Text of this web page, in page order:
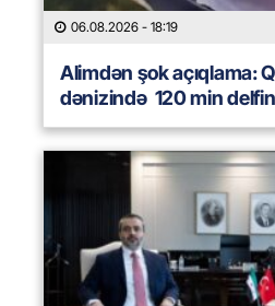
06.08.2026 - 18:19
Alimdən şok açıqlama:
dənizində 120 min